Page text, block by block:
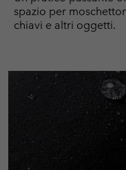
spazio per
chiavi e altri oggetti.